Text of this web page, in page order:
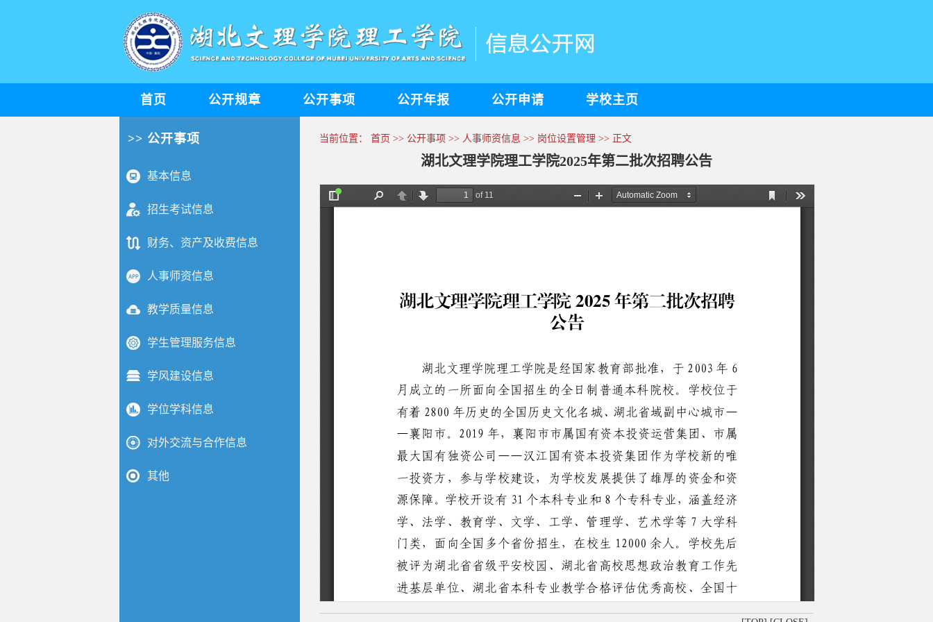
首页 公开规章 公开事项 公开年报 公开申请 学校主页
>> 公开事项
基本信息
招生考试信息
财务、资产及收费信息
人事师资信息
教学质量信息
学生管理服务信息
学风建设信息
学位学科信息
对外交流与合作信息
其他
当前位置： 首页 >> 公开事项 >> 人事师资信息 >> 岗位设置管理 >> 正文
湖北文理学院理工学院2025年第二批次招聘公告